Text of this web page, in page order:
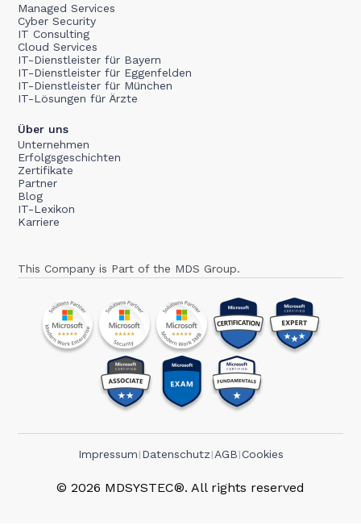
Managed Services
Cyber Security
IT Consulting
Cloud Services
IT-Dienstleister für Bayern
IT-Dienstleister für Eggenfelden
IT-Dienstleister für München
IT-Lösungen für Ärzte
Über uns
Unternehmen
Erfolgsgeschichten
Zertifikate
Partner
Blog
IT-Lexikon
Karriere
This Company is Part of the MDS Group.
ImpressumIDatenschutzIAGBICookies
© 2026 MDSYSTEC®. All rights reserved